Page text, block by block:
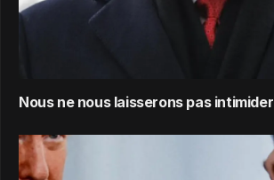
Nous ne nous laisserons pas intimider